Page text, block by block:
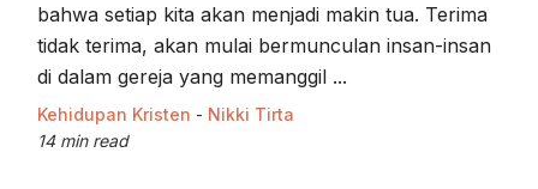
bahwa setiap kita akan menjadi makin tua. Terima
tidak terima, akan mulai bermunculan insan-insan
di dalam gereja yang memanggil ...
Kehidupan Kristen - Nikki Tirta
14 min read